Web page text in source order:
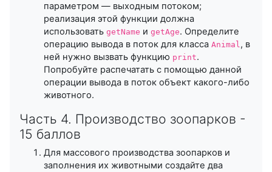
параметром — выходным потоком;
реализация этой функции должна
использовать getName и getAge. Определите
операцию вывода в поток для класса Animal, в
ней нужно вызвать функцию print.
Попробуйте распечатать с помощью данной
операции вывода в поток объект какого-либо
животного.
Часть 4. Производство зоопарков -
15 баллов
Для массового производства зоопарков и
заполнения их животными создайте два